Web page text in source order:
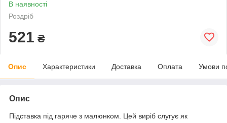
В наявності
Роздріб
521 ₴
Опис Характеристики Доставка Оплата Умови
Опис
Підставка під гаряче з малюнком. Цей виріб слугує як